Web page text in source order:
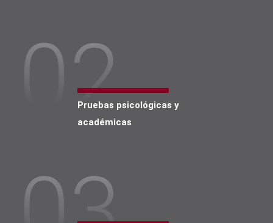
02Pruebas psicológicas y
académicas